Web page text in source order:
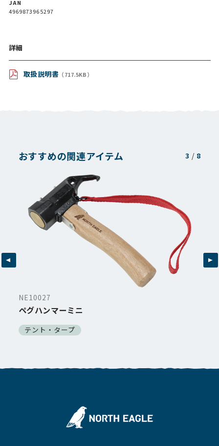
JAN
4969873965297
詳細
取扱説明書 （717.5KB）
おすすめの関連アイテム 3 / 8
NE10027
ペグハンマーミニ
テント・タープ